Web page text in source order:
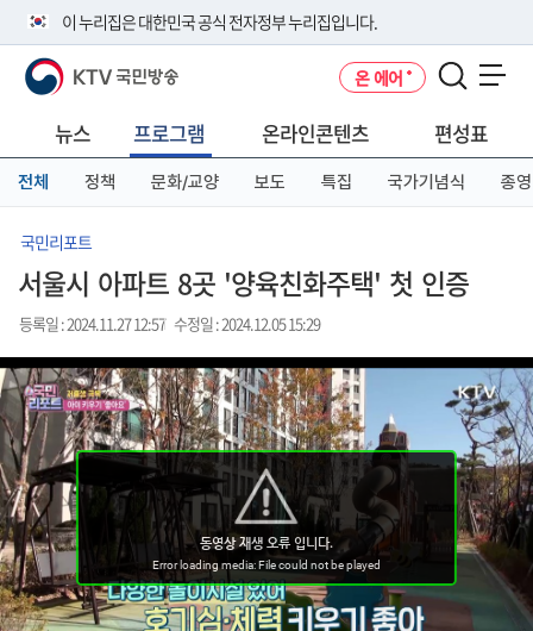
이 누리집은 대한민국 공식 전자정부 누리집입니다.
공식 누리집 주소 확인하기
니다.
이밖에 or.kr 또는 .kr등 다른 도메인 주소를 사용하고 있다면 아래 URL에
서 도메인 주소를 확인해 보세요
KTV 국민방송 온 에어
뉴스 프로그램 온라인콘텐츠 편성표
전체 정책 문화/교양 보도 특집 국가기념식 종영
국민리포트
서울시 아파트 8곳 '양육친화주택' 첫 인증
등록일 : 2024.11.27 12:57 수정일 : 2024.12.05 15:29